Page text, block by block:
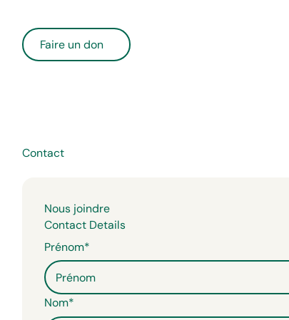
Faire un don
Contact
Nous joindre
Contact Details
Prénom*
Nom*